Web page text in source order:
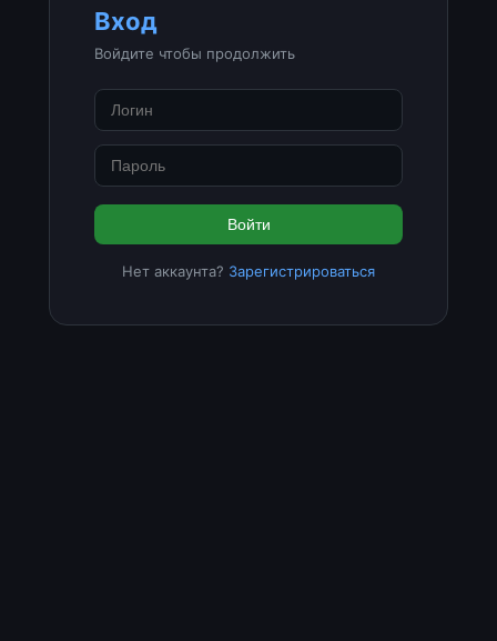
Вход
Войдите чтобы продолжить
Войти
Нет аккаунта? Зарегистрироваться